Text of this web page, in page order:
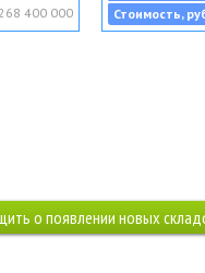
400 000
Стоимость,